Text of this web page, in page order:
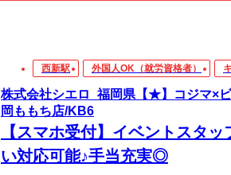
西新駅 外国人OK（就労資格者）
株式会社シエロ_福岡県【★】コジマ×
岡ももち店/KB6
【スマホ受付】イベントスタ
い対応可能♪手当充実◎